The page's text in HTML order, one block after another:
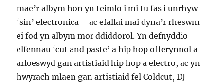
mae’r albym hon yn teimlo i mi tu fas i unrhyw
‘sin’ electronica – ac efallai mai dyna’r rheswm
ei fod yn albym mor ddiddorol. Yn defnyddio
elfennau ‘cut and paste’ a hip hop offerynnol a
arloeswyd gan artistiaid hip hop a electro, ac yn
hwyrach mlaen gan artistiaid fel Coldcut, DJ